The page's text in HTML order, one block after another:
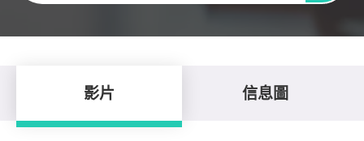
影片 信息圖